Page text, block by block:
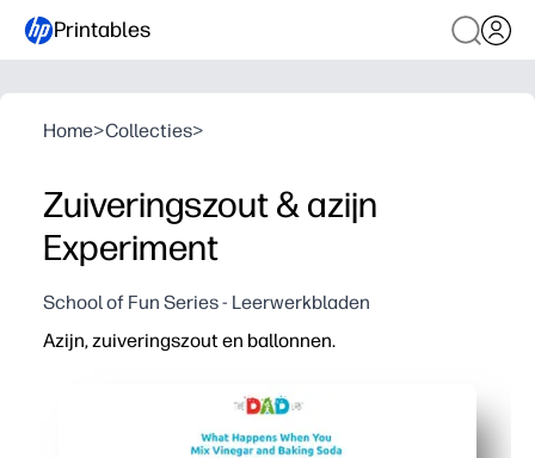
Printables
Home>Collecties>
Zuiveringszout & azijn
Experiment
School of Fun Series - Leerwerkbladen
Azijn, zuiveringszout en ballonnen.